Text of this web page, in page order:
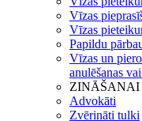
Vīzas
Vīzas
Papildu
Vīzas un
anulēšanas
ZINĀŠANAI
Advokāti
Zvērināti tulki